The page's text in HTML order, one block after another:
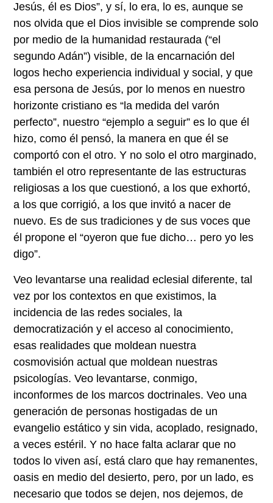
Jesús, él es Dios”, y sí, lo era, lo es, aunque se
nos olvida que el Dios invisible se comprende solo
por medio de la humanidad restaurada (“el
segundo Adán”) visible, de la encarnación del
logos hecho experiencia individual y social, y que
esa persona de Jesús, por lo menos en nuestro
horizonte cristiano es “la medida del varón
perfecto”, nuestro “ejemplo a seguir” es lo que él
hizo, como él pensó, la manera en que él se
comportó con el otro. Y no solo el otro marginado,
también el otro representante de las estructuras
religiosas a los que cuestionó, a los que exhortó,
a los que corrigió, a los que invitó a nacer de
nuevo. Es de sus tradiciones y de sus voces que
él propone el “oyeron que fue dicho… pero yo les
digo”.
Veo levantarse una realidad eclesial diferente, tal
vez por los contextos en que existimos, la
incidencia de las redes sociales, la
democratización y el acceso al conocimiento,
esas realidades que moldean nuestra
cosmovisión actual que moldean nuestras
psicologías. Veo levantarse, conmigo,
inconformes de los marcos doctrinales. Veo una
generación de personas hostigadas de un
evangelio estático y sin vida, acoplado, resignado,
a veces estéril. Y no hace falta aclarar que no
todos lo viven así, está claro que hay remanentes,
oasis en medio del desierto, pero, por un lado, es
necesario que todos se dejen, nos dejemos, de